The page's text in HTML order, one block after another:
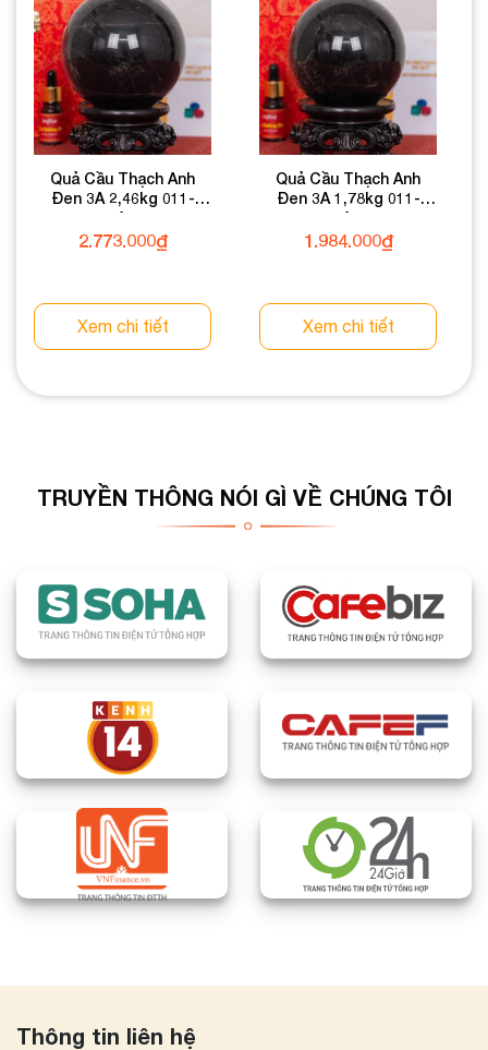
Quả Cầu Thạch Anh
Đen 3A 2,46kg 011-
0753A-2,46
2.773.000₫
Xem chi tiết
Quả Cầu Thạch Anh
Đen 3A 1,78kg 011-
0753A-1,78
1.984.000₫
Xem chi tiết
TRUYỀN THÔNG NÓI GÌ VỀ CHÚNG TÔI
Thông tin liên hệ